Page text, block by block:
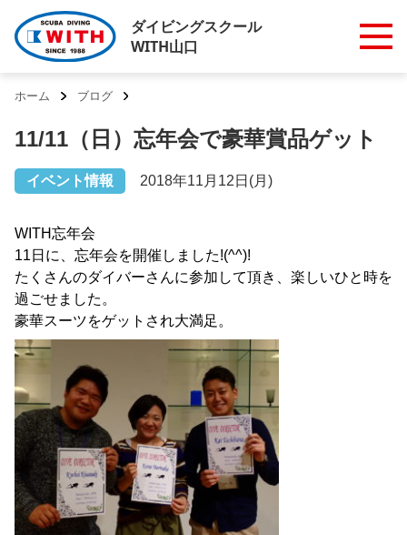
ダイビングスクール
WITH山口
ホーム ブログ
11/11（日）忘年会で豪華賞品ゲット
イベント情報 2018年11月12日(月)
WITH忘年会
11日に、忘年会を開催しました!(^^)!
たくさんのダイバーさんに参加して頂き、楽しいひと時を
過ごせました。
豪華スーツをゲットされ大満足。